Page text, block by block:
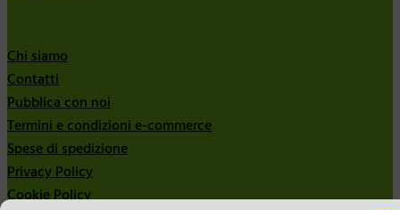
Chi siamo
Contatti
Pubblica con noi
Termini e condizioni e-commerce
Spese di spedizione
Privacy Policy
Cookie Policy